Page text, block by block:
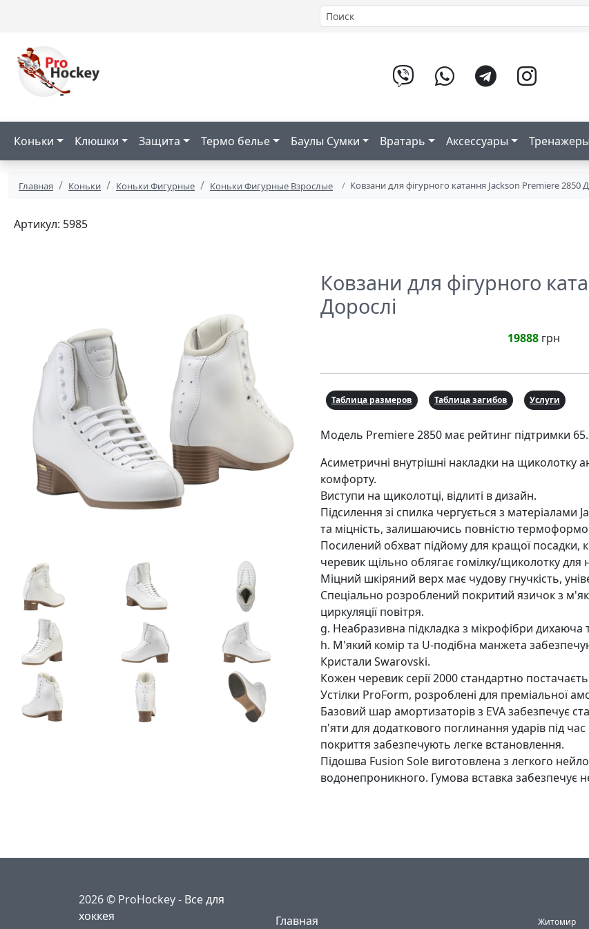
Коньки Клюшки Защита Термо белье Баулы Сумки Вратарь Аксессуары
Главная Коньки Коньки Фигурные Коньки Фигурные Взрослые Ковзани для фігурного катання Jackson Premiere 2850
Артикул: 5985
Ковзани для фігурного
Дорослі
19888 грн
Таблица размеров Таблица загибов Услуги
Модель Premiere 2850 має рейтинг підтримки 65.
Асиметричні внутрішні накладки на щиколотку
комфорту.
Виступи на щиколотці, відлиті в дизайн.
Підсилення зі спилка чергується з
та міцність, залишаючись повністю
Посилений обхват підйому для кращої посадки,
черевик щільно облягає гомілку/щиколотку для
Міцний шкіряний верх має чудову гнучкість,
Спеціально розроблений покритий язичок з
циркуляції повітря.
g. Неабразивна підкладка з мікрофібри
h. М'який комір та U-подібна манжета
Кристали Swarovski.
Кожен черевик серії 2000 стандартно
Устілки ProForm, розроблені для преміальної
Базовий шар амортизаторів з EVA забезпечує
п'яти для додаткового поглинання ударів під
покриття забезпечують легке встановлення.
Підошва Fusion Sole виготовлена з легкого
водонепроникного. Гумова вставка забезпечує
2026 © ProHockey - Все для
хоккея
Главная
Житомир